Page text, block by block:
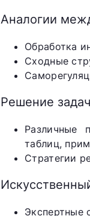
Аналогии
Обработка
Сходные
Решение задач
Различные
таблиц,
Стратегии
Экспертные